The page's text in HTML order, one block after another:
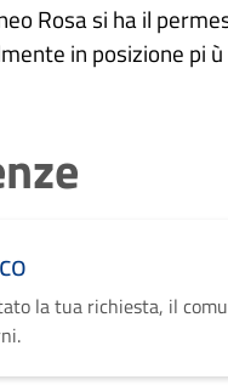
Rosa si ha il
in posizione pi
la tua richiesta, il